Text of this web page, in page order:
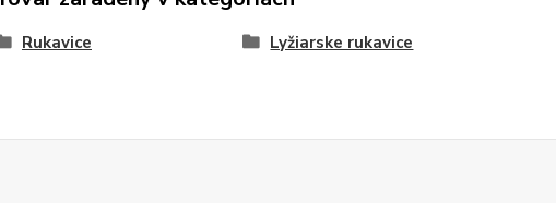
Rukavice Lyžiarske rukavice